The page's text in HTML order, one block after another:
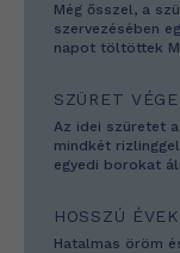
Még ősszel, a
szervezésében
napot töltöttek
SZÜRET
Az idei szüretet
mindkét
egyedi borokat
HOSSZÚ
Hatalmas öröm